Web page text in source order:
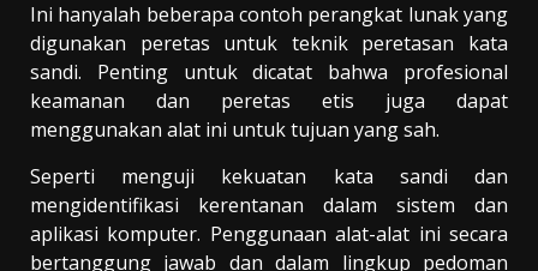
Ini hanyalah beberapa contoh perangkat lunak yang
digunakan peretas untuk teknik peretasan kata
sandi. Penting untuk dicatat bahwa profesional
keamanan dan peretas etis juga dapat
menggunakan alat ini untuk tujuan yang sah.
Seperti menguji kekuatan kata sandi dan
mengidentifikasi kerentanan dalam sistem dan
aplikasi komputer. Penggunaan alat-alat ini secara
bertanggung jawab dan dalam lingkup pedoman